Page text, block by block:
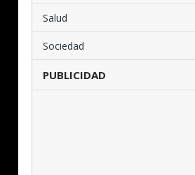
Salud
Sociedad
PUBLICIDAD